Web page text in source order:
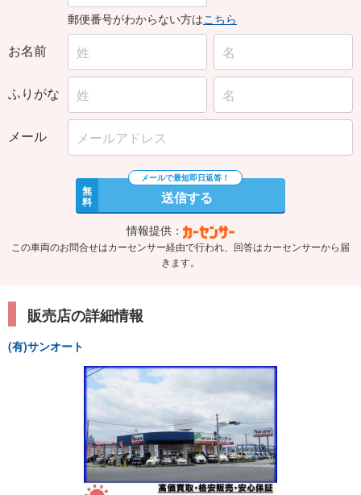
郵便番号がわからない方はこちら
無
料 送信する
情報提供：
この車両のお問合せはカーセンサー経由で行われ、回答はカーセンサーから届
きます。
販売店の詳細情報